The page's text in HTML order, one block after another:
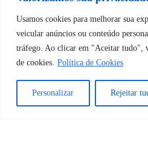
Usamos cookies para melhorar sua
veicular anúncios ou conteúdo
tráfego. Ao clicar em "Aceitar tudo",
de cookies. Política de Cookies
Personalizar Rejeitar